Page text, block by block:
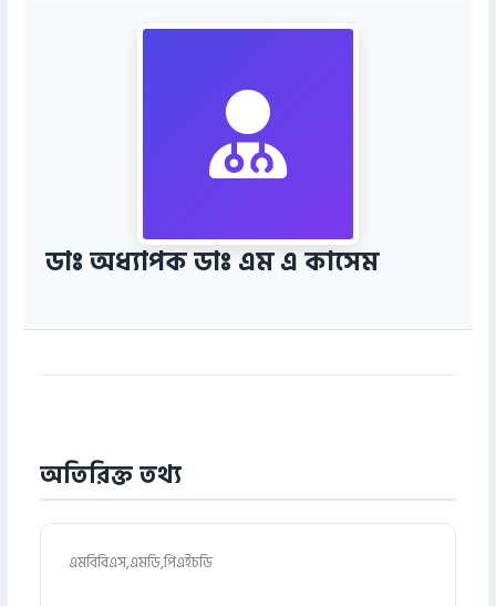
ডাঃ অধ্যাপক ডাঃ এম এ কাসেম
অতিরিক্ত তথ্য
এমবিবিএস,এমডি,পিএইচডি